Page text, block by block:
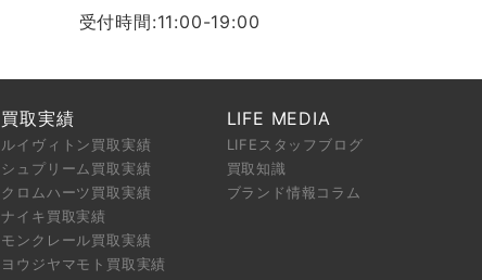
受付時間:11:00-19:00
買取実績
ルイヴィトン買取実績
シュプリーム買取実績
クロムハーツ買取実績
ナイキ買取実績
モンクレール買取実績
ヨウジヤマモト買取実績
LIFE MEDIA
LIFEスタッフブログ
買取知識
ブランド情報コラム